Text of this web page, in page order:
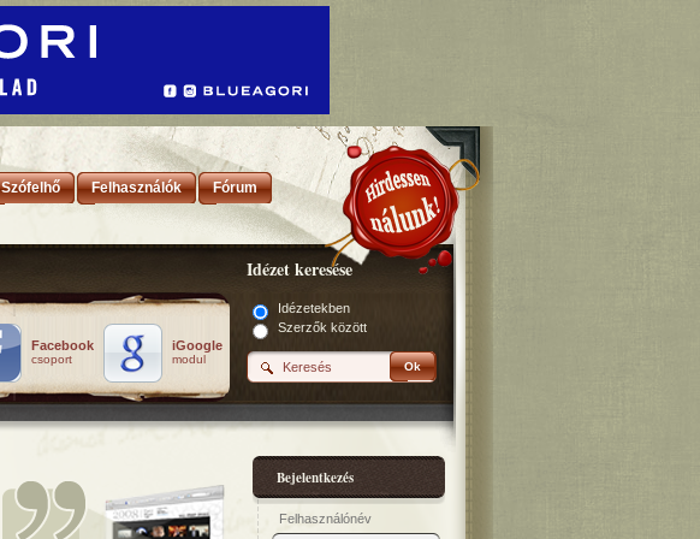
Szófelhő Felhasználók Fórum
Facebook
csoport
iGoogle
modul
Idézet keresése
Idézetekben
Szerzők között
Ok
Bejelentkezés
Felhasználónév